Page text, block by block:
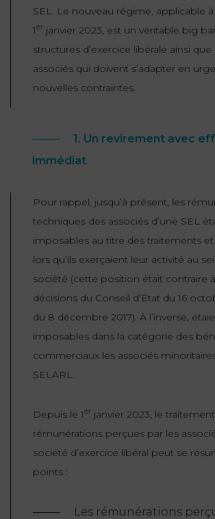
ÉTRANGERS
ET
DE
L’IMMIGRATION
DROIT
SEL. Le nouveau régime, applicable
1er janvier 2023, est un véritable big
structures d’exercice libérale ainsi
associés qui doivent s’adapter en
nouvelles contraintes.
1. Un revirement avec
immédiat
Pour rappel, jusqu’à présent, les
techniques des associés d’une SEL
imposables au titre des traitements et
lors qu’ils exerçaient leur activité au
société (cette position était contraire
décisions du Conseil d’État du 16
du 8 décembre 2017). À l’inverse,
imposables dans la catégorie des
commerciaux les associés
SELARL.
Depuis le 1er janvier 2023, le
rémunérations perçues par les
société d’exercice libéral peut se
points :
Les rémunérations